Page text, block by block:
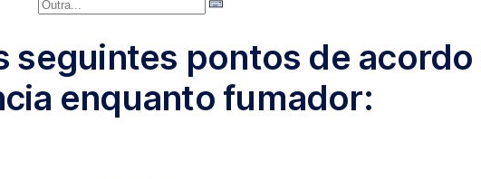
seguintes pontos de acordo
enquanto fumador: